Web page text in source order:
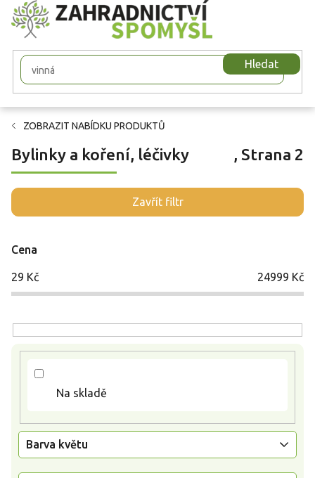
Přejít
na
obsah
Hledat
ZOBRAZIT NABÍDKU PRODUKTŮ
Bylinky a koření, léčivky , Strana 2
Zavřít filtr
Cena
29 Kč 24999 Kč
Na skladě
Barva květu
V
ý
s
p
u